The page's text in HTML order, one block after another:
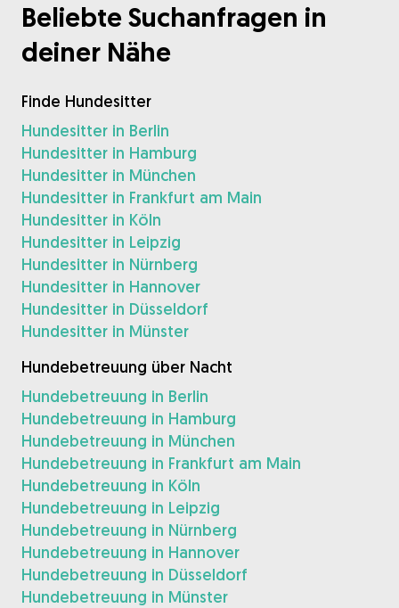
Beliebte Suchanfragen in
deiner Nähe
Finde Hundesitter
Hundesitter in Berlin
Hundesitter in Hamburg
Hundesitter in München
Hundesitter in Frankfurt am Main
Hundesitter in Köln
Hundesitter in Leipzig
Hundesitter in Nürnberg
Hundesitter in Hannover
Hundesitter in Düsseldorf
Hundesitter in Münster
Hundebetreuung über Nacht
Hundebetreuung in Berlin
Hundebetreuung in Hamburg
Hundebetreuung in München
Hundebetreuung in Frankfurt am Main
Hundebetreuung in Köln
Hundebetreuung in Leipzig
Hundebetreuung in Nürnberg
Hundebetreuung in Hannover
Hundebetreuung in Düsseldorf
Hundebetreuung in Münster